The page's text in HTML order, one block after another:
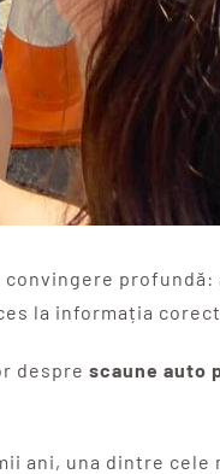
la informația
despre scaune auto
ani, una dintre cele